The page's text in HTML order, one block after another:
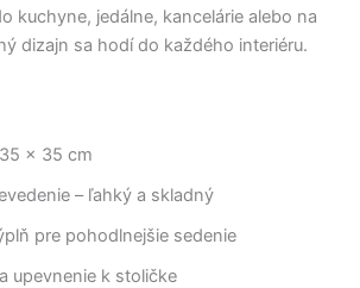
kuchyne, jedálne, kancelárie alebo na
dizajn sa hodí do každého interiéru.
× 35 cm
– ľahký a skladný
pre pohodlnejšie sedenie
upevnenie k stoličke